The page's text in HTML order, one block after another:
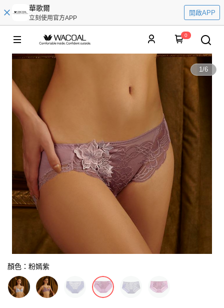
華歌爾
立刻使用官方APP
開啟APP
0
1/6
顏色：粉嫣紫